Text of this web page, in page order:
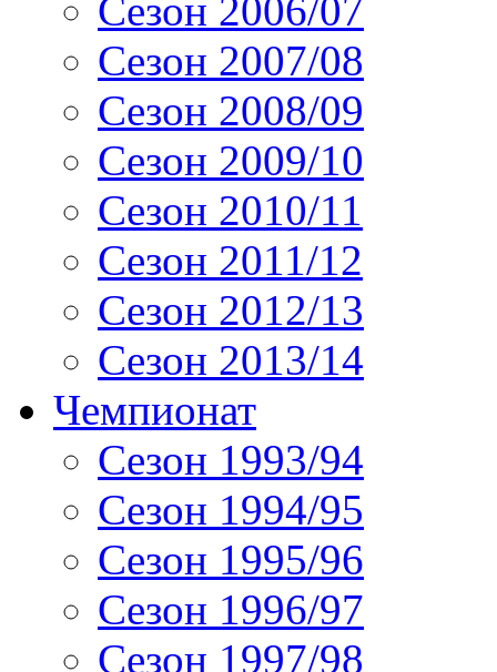
Сезон 2006/07
Сезон 2007/08
Сезон 2008/09
Сезон 2009/10
Сезон 2010/11
Сезон 2011/12
Сезон 2012/13
Сезон 2013/14
Чемпионат
Сезон 1993/94
Сезон 1994/95
Сезон 1995/96
Сезон 1996/97
Сезон 1997/98